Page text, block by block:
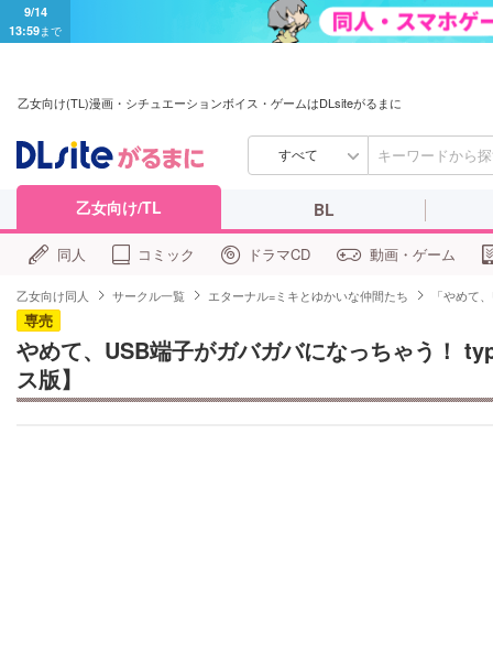
9/14
13:59まで
乙女向け(TL)漫画・シチュエーションボイス・ゲームはDLsiteがるまに
すべて
乙女向け/TL BL
同人 コミック ドラマCD 動画・ゲーム
乙女向け同人 サークル一覧 エターナル=ミキとゆかいな仲間たち 「やめて
専売
やめて、USB端子がガバガバになっちゃう！
ス版】